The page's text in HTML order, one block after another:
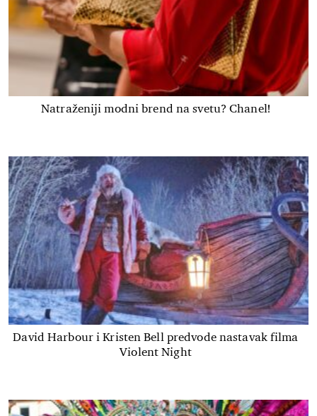
Natraženiji modni brend na svetu? Chanel!
David Harbour i Kristen Bell predvode nastavak filma
Violent Night